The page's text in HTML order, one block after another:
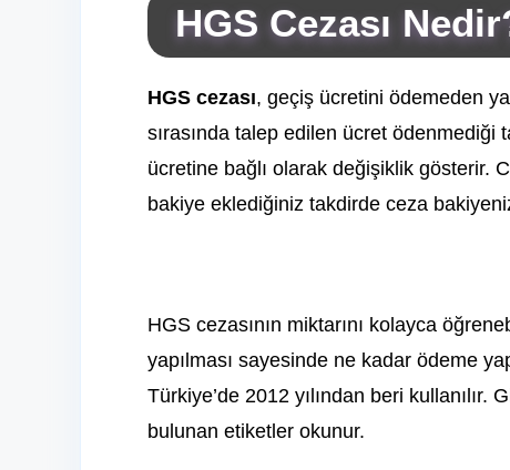
HGS Cezası
HGS cezası, geçiş ücretini ödemeden
sırasında talep edilen ücret
ücretine bağlı olarak değişiklik gösterir.
bakiye eklediğiniz takdirde ceza
HGS cezasının miktarını kolayca
yapılması sayesinde ne kadar ödeme
Türkiye’de 2012 yılından beri
bulunan etiketler okunur.